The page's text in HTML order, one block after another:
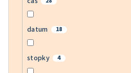
datum 18
stopky 4